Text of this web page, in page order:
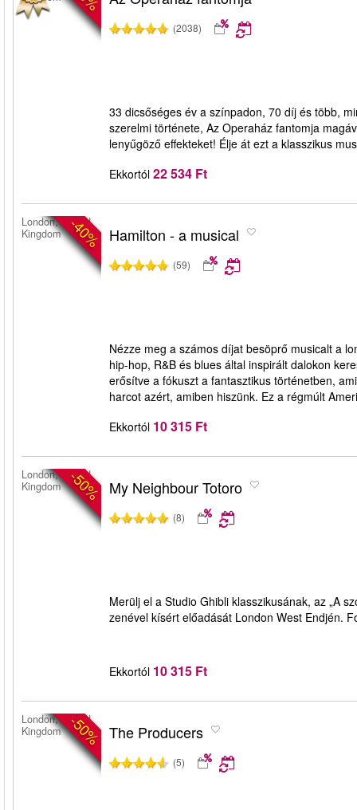
(2038)
33 dicsőséges év a színpadon, 70 díj és több,
szerelmi története, Az Operaház fantomja
lenyűgöző effekteket! Élje át ezt a klasszikus
Ekkortól 22 534 Ft
-40%
London, United
Kingdom
Hamilton - a musical
(59)
Nézze meg a számos díjat besöprő musicalt a
hip-hop, R&B és blues által inspirált dalokon
erősítve a fókuszt a fantasztikus történetben,
harcot azért, amiben hiszünk. Ez a régmúlt
Ekkortól 10 315 Ft
-50%
London, United
Kingdom
My Neighbour Totoro
(8)
Merülj el a Studio Ghibli klasszikusának, az „A
zenével kísért előadását London West Endjén.
Ekkortól 10 315 Ft
-50%
London, United
Kingdom
The Producers
(5)